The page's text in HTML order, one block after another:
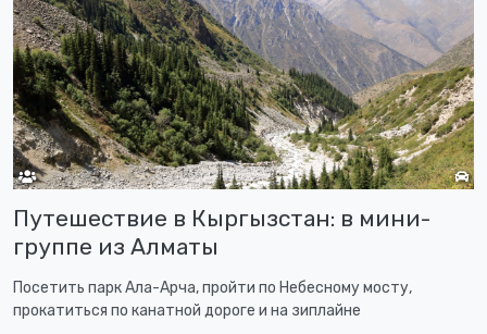
Путешествие в Кыргызстан: в мини-
группе из Алматы
Посетить парк Ала-Арча, пройти по Небесному мосту,
прокатиться по канатной дороге и на зиплайне